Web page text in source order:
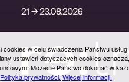
w celu świadczenia Państwu
ustawień dotyczących cookies
Możecie Państwo dokonać w
Polityka prywatności.Więcej informacji.